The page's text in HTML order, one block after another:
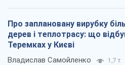
Про заплановану вирубку
дерев і теплотрасу: що
Теремках у Києві
Владислав Самойленко 1,7 т.